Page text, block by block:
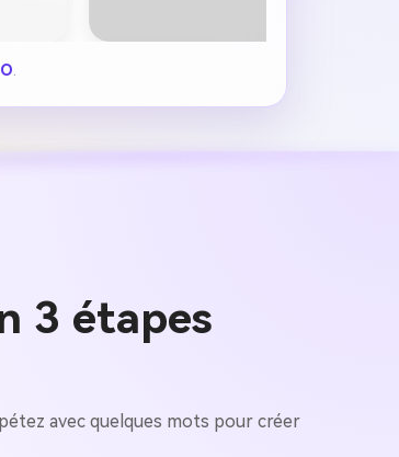
3 étapes
avec quelques mots pour créer